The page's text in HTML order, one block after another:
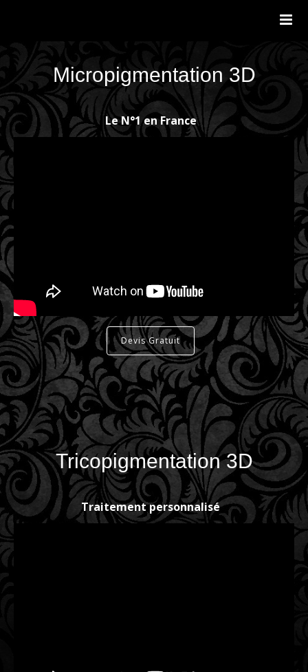
Tricopigmentation
Photos
Vidéos
FAQ
Micropigmentation 3D
Le N°1 en France
Devis Gratuit
Tricopigmentation 3D
Traitement personnalisé